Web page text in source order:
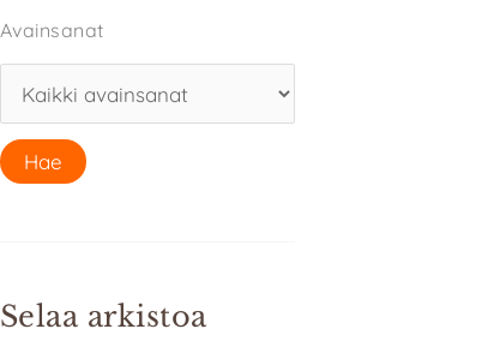
Avainsanat
Selaa arkistoa